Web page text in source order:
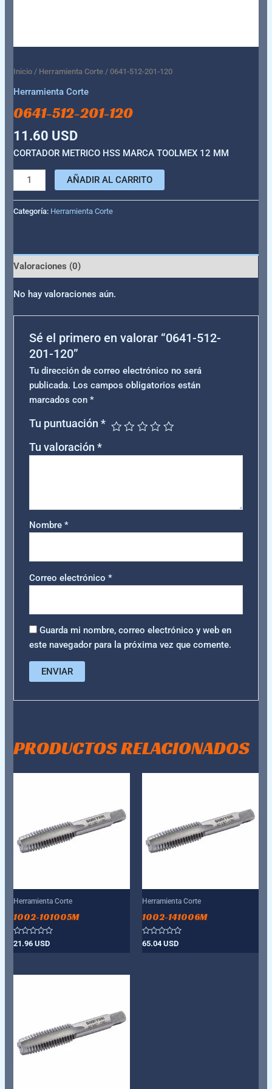
Inicio / Herramienta Corte / 0641-512-201-120
Herramienta Corte
0641-512-201-120
11.60 USD
CORTADOR METRICO HSS MARCA TOOLMEX 12 MM
AÑADIR AL CARRITO
Categoría: Herramienta Corte
Valoraciones (0)
No hay valoraciones aún.
Sé el primero en valorar “0641-512-
201-120”
Tu dirección de correo electrónico no será
publicada. Los campos obligatorios están
marcados con *
Tu puntuación *
Tu valoración *
Nombre *
Correo electrónico *
Guarda mi nombre, correo electrónico y web en
este navegador para la próxima vez que comente.
PRODUCTOS RELACIONADOS
Herramienta Corte
1002-101005M
Valorado
con
21.96USD
Herramienta Corte
1002-141006M
Valorado
con
65.04 USD